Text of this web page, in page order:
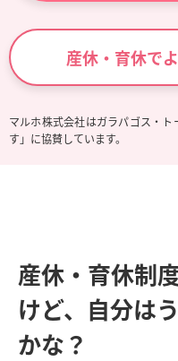
産休・育休で
マルホ株式会社はガラパゴス・
す」に協賛しています。
産休・育休制
けど、自分は
かな？